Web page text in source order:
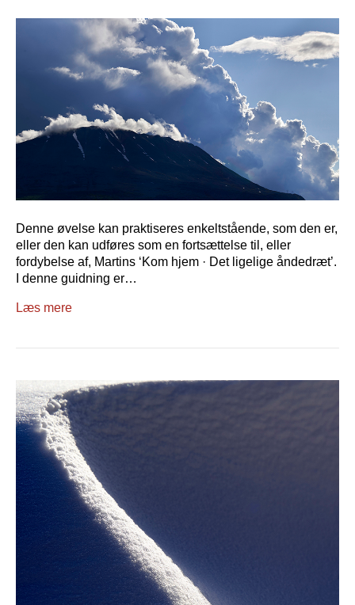
Denne øvelse kan praktiseres enkeltstående, som den er,
eller den kan udføres som en fortsættelse til, eller
fordybelse af, Martins ‘Kom hjem · Det ligelige åndedræt’.
I denne guidning er…
Læs mere